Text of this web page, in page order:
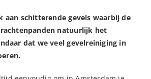
aan schitterende gevels waarbij de
natuurlijk het
dat we veel gevelreiniging in